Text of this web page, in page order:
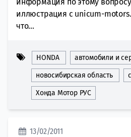
иллюстрация с unicum-
что...
HONDA автомобили и
новосибирская область
Хонда Мотор РУС
13/02/2011